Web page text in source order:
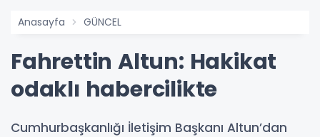
Anasayfa GÜNCEL
Fahrettin Altun: Hakikat
odaklı habercilikte
Cumhurbaşkanlığı İletişim Başkanı Altun’dan